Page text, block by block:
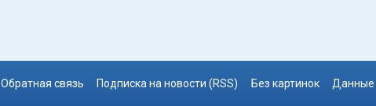
Обратная связь Подписка на новости (RSS) Без картинок Данные